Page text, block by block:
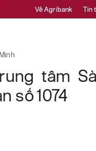
Về Agribank Tin
tâm
số 1074